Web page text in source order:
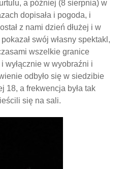
a później (8 sierpnia) w
dopisała i pogoda, i
z nami dzień dłużej i w
swój własny spektakl,
wszelkie granice
wyłącznie w wyobraźni i
odbyło się w siedzibie
18, a frekwencja była tak
się na sali.